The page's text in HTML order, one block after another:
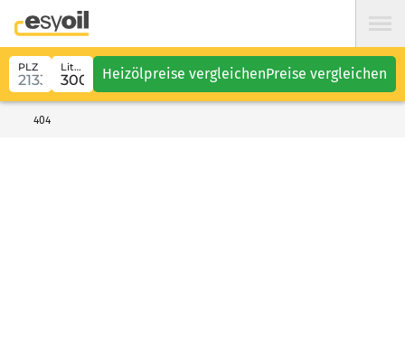
PLZ Liter Heizölpreise vergleichenPreise vergleichen
404